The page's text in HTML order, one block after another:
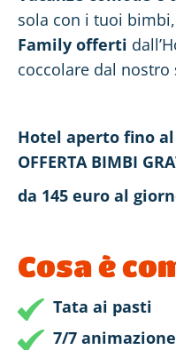
sola con i tuoi
Family offerti
coccolare dal nostro
Hotel aperto fino
OFFERTA BIMBI
da 145 euro al
Cosa è
Tata ai pasti
7/7 animazione